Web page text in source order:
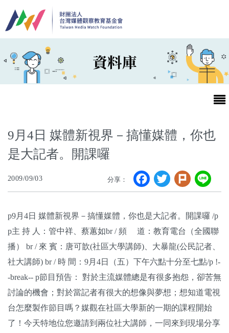
資料庫
第25屆台灣兒童及少年優質節目活動官網
最新消息
監督觀察
優質兒少
媒體素養
9月4日 媒體新視界－搞懂媒體，你也
是大記者。開課囉
2009/09/03 分享： Facebook
Twitter
Plurk
p9月4日 媒體新視界－搞懂媒體，你也是大記者。開課囉 /p
p主 持 人：管中祥、蔡蕙如br / 頻 道：教育電台（全國聯
播） br / 來 賓：唐可歆(社區大學講師)、大暴龍(公民記者、
社大講師) br / 時 間：9月4日（五）下午六點十分至七點/p !-
-break-- p節目預告： 對於主流媒體總是有很多抱怨，卻苦無
討論的機會；對於當記者有很大的想像與夢想；想知道電視
台怎麼製作節目嗎？媒觀在社區大學新的一期的課程開始
了！今天特地位您邀請到兩位社大講師，一同來到現場分享